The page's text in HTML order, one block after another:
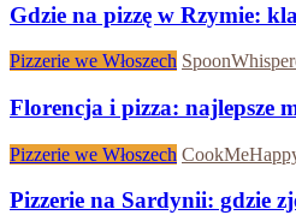
Gdzie na pizzę w Rzymie:
Pizzerie we Włoszech
Florencja i pizza: najlepsze
Pizzerie we Włoszech
Pizzerie na Sardynii: gdzie